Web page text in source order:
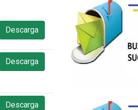
Descarga
Descarga
Descarga